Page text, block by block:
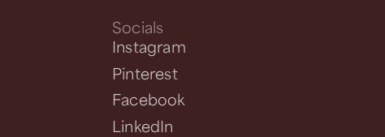
Socials
Instagram
Pinterest
Facebook
LinkedIn